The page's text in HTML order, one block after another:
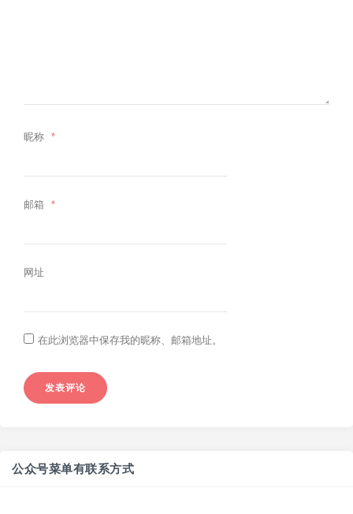
昵称 *
邮箱 *
网址
在此浏览器中保存我的昵称、邮箱地址。
公众号菜单有联系方式